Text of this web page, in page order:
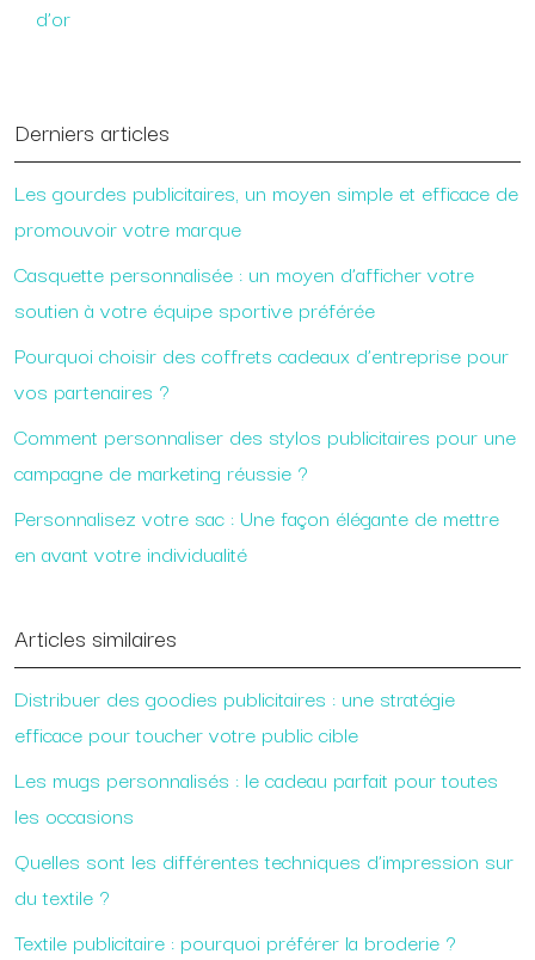
d’or
Derniers articles
Les gourdes publicitaires, un moyen simple et efficace de
promouvoir votre marque
Casquette personnalisée : un moyen d’afficher votre
soutien à votre équipe sportive préférée
Pourquoi choisir des coffrets cadeaux d’entreprise pour
vos partenaires ?
Comment personnaliser des stylos publicitaires pour une
campagne de marketing réussie ?
Personnalisez votre sac : Une façon élégante de mettre
en avant votre individualité
Articles similaires
Distribuer des goodies publicitaires : une stratégie
efficace pour toucher votre public cible
Les mugs personnalisés : le cadeau parfait pour toutes
les occasions
Quelles sont les différentes techniques d’impression sur
du textile ?
Textile publicitaire : pourquoi préférer la broderie ?